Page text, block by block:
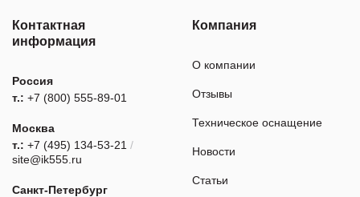
Контактная
информация
Россия
т.: +7 (800) 555-89-01
Москва
т.: +7 (495) 134-53-21 /
site@ik555.ru
Санкт-Петербург
Компания
О компании
Отзывы
Техническое оснащение
Новости
Статьи